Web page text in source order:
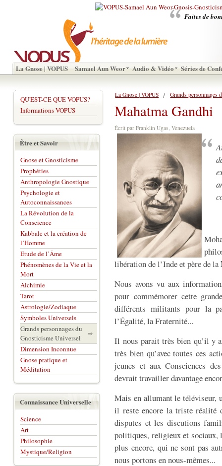
Faites de
La Gnose | VOPUS Samael Aun Weor Audio & Vidéo Séries de
La Gnose | VOPUS Grands personnages
Mahatma Gandhi
Écrit par Franklin Ugas, Venezuela
libération de l’Inde et père de la
Nous avons vu aux
pour commémorer cette
différents militants pour la
l’Égalité, la Fraternité...
Il nous parait très bien qu’il y
très bien qu’avec toutes ces
jeunes et aux Consciences
devrait travailler davantage
Mais en allumant le téléviseur,
il reste encore la triste réalité
disputes et les discutions
politiques, religieux et sociaux,
plus encore, qui ne sont pas
nous portons en nous-mêmes...
QU'EST-CE QUE VOPUS?
Informations VOPUS
Être et Savoir
Gnose et Gnosticisme
Prophéties
Anthropologie Gnostique
Psychologie et
Autoconnaissances
La Révolution de la
Conscience
Kabbale et la création de
l’Homme
Etude de l’Âme
Phénomènes de la Vie et la
Mort
Alchimie
Tarot
Astrologie/Zodiaque
Symboles Universels
Grands personnages du
Gnosticisme Universel
Dimension Inconnue
Gnose pratique et
Méditation
Connaissance Universelle
Science
Art
Philosophie
Mystique/Religion